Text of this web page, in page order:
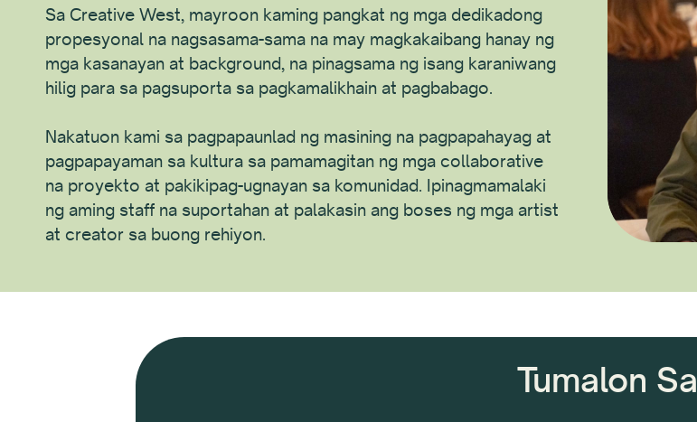
Sa Creative West, mayroon kaming pangkat ng mga dedikadong
propesyonal na nagsasama-sama na may magkakaibang hanay ng
mga kasanayan at background, na pinagsama ng isang karaniwang
hilig para sa pagsuporta sa pagkamalikhain at pagbabago.
Nakatuon kami sa pagpapaunlad ng masining na pagpapahayag at
pagpapayaman sa kultura sa pamamagitan ng mga collaborative
na proyekto at pakikipag-ugnayan sa komunidad. Ipinagmamalaki
ng aming staff na suportahan at palakasin ang boses ng mga artist
at creator sa buong rehiyon.
Tumalon Sa